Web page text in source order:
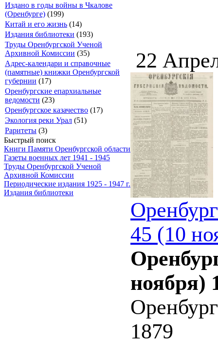
Издано в годы войны в Чкалове
(Оренбурге) (199)
Китай и его жизнь (14)
Издания библиотеки (193)
Труды Оренбургской Ученой
Архивной Комиссии (35)
Адрес-календари и справочные
(памятные) книжки Оренбургской
губернии (17)
Оренбургские епархиальные
ведомости (23)
Оренбургское казачество (17)
Экология реки Урал (51)
Раритеты (3)
Быстрый поиск
Книги Памяти Оренбургской области
Газеты военных лет 1941 - 1945
Труды Оренбургской Ученой
Архивной Комиссии
Периодические издания 1925 - 1947 г.
Издания библиотеки
22
45 (10
ноября)
1879